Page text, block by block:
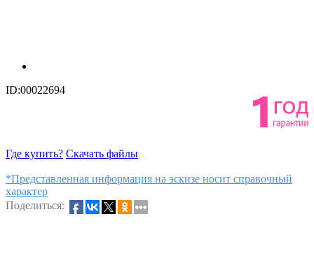
ID:00022694
Где купить? Скачать файлы
*Представленная информация на эскизе носит справочный
характер
Поделиться: